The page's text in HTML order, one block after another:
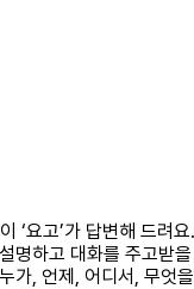
‘요고’가 답변해 드려
명하고 대화를 주고받
가, 언제, 어디서, 무엇